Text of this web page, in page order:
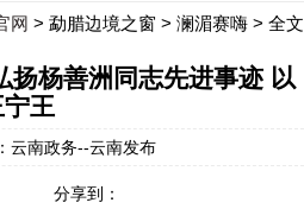
网 > 勐腊边境之窗 > 澜湄赛嗨 > 全文
扬杨善洲同志先进事迹 以
王
南政务--云南发布
分享到：